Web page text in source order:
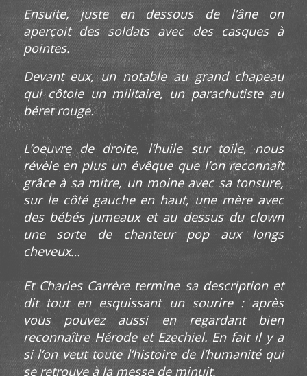
Ensuite, juste en dessous de l’âne on
aperçoit des soldats avec des casques à
pointes.
Devant eux, un notable au grand chapeau
qui côtoie un militaire, un parachutiste au
béret rouge.
L’oeuvre de droite, l’huile sur toile, nous
révèle en plus un évêque que l’on reconnaît
grâce à sa mitre, un moine avec sa tonsure,
sur le côté gauche en haut, une mère avec
des bébés jumeaux et au dessus du clown
une sorte de chanteur pop aux longs
cheveux…
Et Charles Carrère termine sa description et
dit tout en esquissant un sourire : après
vous pouvez aussi en regardant bien
reconnaître Hérode et Ezechiel. En fait il y a
si l’on veut toute l’histoire de l’humanité qui
se retrouve à la messe de minuit.